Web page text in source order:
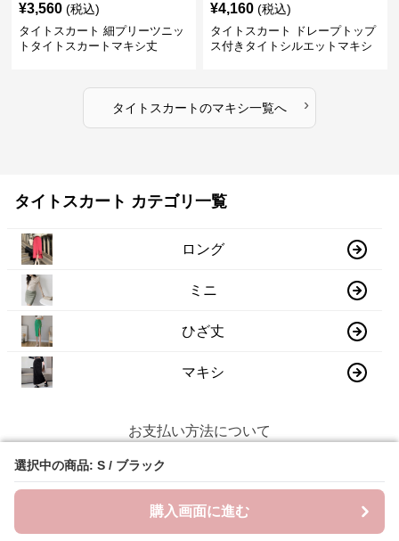
選択中の商品: S / ブラック
購入画面に進む
選択中の商品: S / ブラック
購入画面に進む
¥3,560 (税込)
タイトスカート 細プリーツニッ
トタイトスカートマキシ丈
¥4,160 (税込)
タイトスカート ドレープトップ
ス付きタイトシルエットマキシ
タイトスカートのマキシ一覧へ ›
タイトスカート カテゴリ一覧
ロング
ミニ
ひざ丈
マキシ
お支払い方法について
お支払いは、クレジットカード・コンビニ/銀行振り込
み・各種電子決済に対応しています。